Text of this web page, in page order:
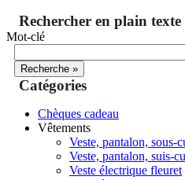
Rechercher en plain texte
Mot-clé
Catégories
Chèques cadeau
Vêtements
Veste, pantalon, sous-
Veste, pantalon, suis-
Veste électrique fleuret